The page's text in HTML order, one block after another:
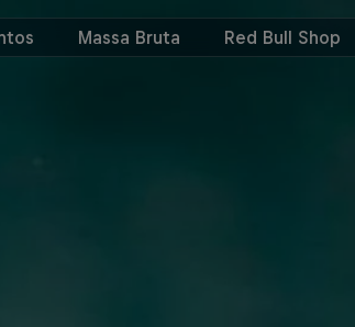
Massa Bruta Red Bull Shop